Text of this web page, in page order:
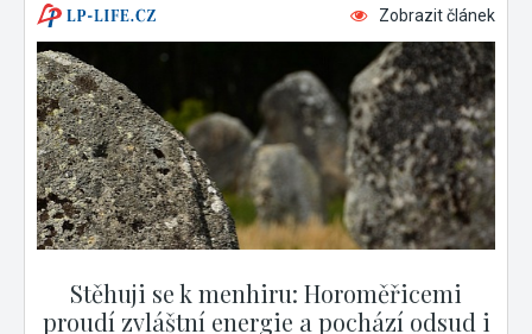
Zobrazit článek
Stěhuji se k menhiru: Horoměřicemi
proudí zvláštní energie a pochází odsud i